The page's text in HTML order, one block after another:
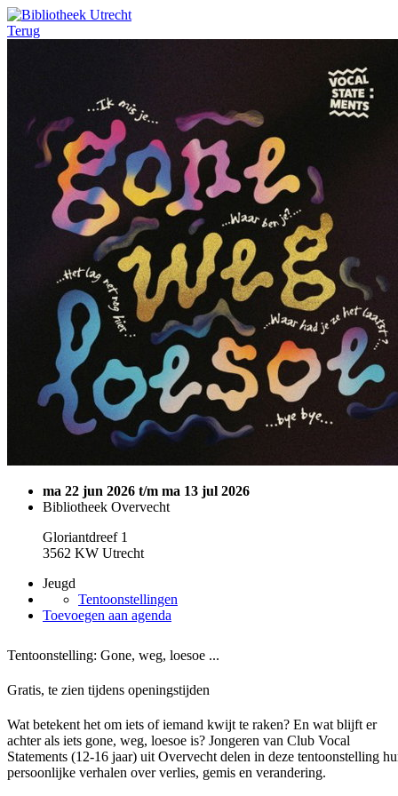
Terug
ma 22 jun 2026 t/m ma 13 jul 2026
Bibliotheek Overvecht
Gloriantdreef 1
3562 KW Utrecht
Jeugd
Tentoonstellingen
Toevoegen aan agenda
Tentoonstelling: Gone, weg, loesoe ...
Gratis, te zien tijdens openingstijden
Wat betekent het om iets of iemand kwijt te raken? En wat blijft er
achter als iets gone, weg, loesoe is? Jongeren van Club Vocal
Statements (12-16 jaar) uit Overvecht delen in deze tentoonstelling
persoonlijke verhalen over verlies, gemis en verandering.